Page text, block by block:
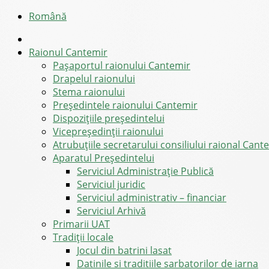
Română
Raionul Cantemir
Pașaportul raionului Cantemir
Drapelul raionului
Stema raionului
Preşedintele raionului Cantemir
Dispozițiile președintelui
Vicepreşedinţii raionului
Atrubuțiile secretarului consiliului raional
Aparatul Preşedintelui
Serviciul Administraţie Publică
Serviciul juridic
Serviciul administrativ – financiar
Serviciul Arhivă
Primarii UAT
Tradiții locale
Jocul din batrini lasat
Datinile si traditiile sarbatorilor de iarna